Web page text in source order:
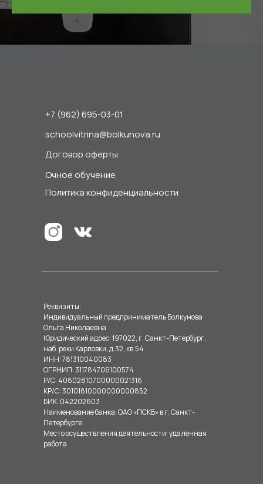
+7 (962) 695-03-01
Договор оферты
Политика конфиденциальности
schoolvitrina@bolkunova.ru
Реквизиты:
Индивидуальный предприниматель Болкунова
Ольга Николаевна
Юридический адрес: 197022, г. Санкт-Петербург,
наб. реки Карповки, д.32, кв.54
ИНН: 781310040083
ОГРНИП: 311784706100574
Р/С: 40802810700000021316
КР/С: 30101810000000000852
БИК: 042202603
Наименование банка: ОАО «ПСКБ» в г. Санкт-
Петербурге
Место осуществления деятельности: удаленная
работа
Очное обучение